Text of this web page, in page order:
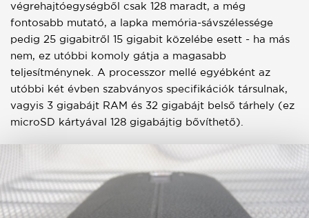
végrehajtóegységből csak 128 maradt, a még
fontosabb mutató, a lapka memória-sávszélessége
pedig 25 gigabitről 15 gigabit közelébe esett - ha más
nem, ez utóbbi komoly gátja a magasabb
teljesítménynek. A processzor mellé egyébként az
utóbbi két évben szabványos specifikációk társulnak,
vagyis 3 gigabájt RAM és 32 gigabájt belső tárhely (ez
microSD kártyával 128 gigabájtig bővíthető).